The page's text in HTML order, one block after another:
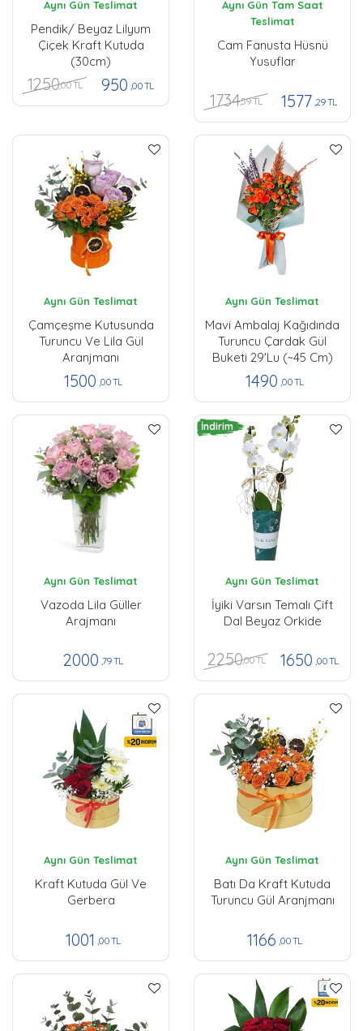
Aynı Gün Teslimat
Pendik/ Beyaz Lilyum
Çiçek Kraft Kutuda
(30cm)
1250,00 TL 950 ,00 TL
Aynı Gün Tam Saat
Teslimat
Cam Fanusta Hüsnü
Yusuflar
1734,59 TL 1577 ,29 TL
Aynı Gün Teslimat
Çamçeşme Kutusunda
Turuncu Ve Lila Gül
Aranjmanı
1500 ,00 TL
Aynı Gün Teslimat
Mavi Ambalaj Kağıdında
Turuncu Çardak Gül
Buketi 29'lu (~45 Cm)
1490 ,00 TL
Aynı Gün Teslimat
Vazoda Lila Güller
Arajmanı
2000 ,79 TL
İndirim
Aynı Gün Teslimat
İyiki Varsın Temalı Çift
Dal Beyaz Orkide
2250,00 TL 1650 ,00 TL
Aynı Gün Teslimat
Kraft Kutuda Gül Ve
Gerbera
1001 ,00 TL
Aynı Gün Teslimat
Batı Da Kraft Kutuda
Turuncu Gül Aranjmanı
1166 ,00 TL